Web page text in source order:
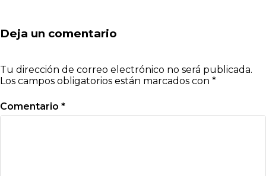
Deja un comentario
Tu dirección de correo electrónico no será publicada.
Los campos obligatorios están marcados con *
Comentario *